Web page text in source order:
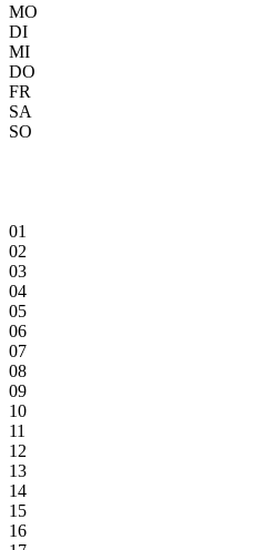
MO
DI
MI
DO
FR
SA
SO
01
02
03
04
05
06
07
08
09
10
11
12
13
14
15
16